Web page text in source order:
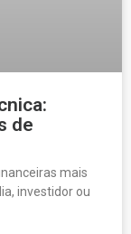
de
mais
investidor ou